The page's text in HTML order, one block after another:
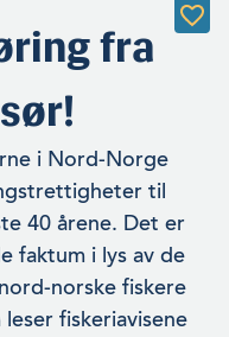
fra
i Nord-Norge
til
40 årene. Det er
faktum i lys av de
norske fiskere
fiskeriavisene